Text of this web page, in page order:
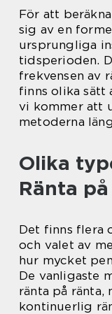
För att
sig av en
ursprungliga
tidsperioden.
frekvensen av
finns olika sätt
vi kommer att
metoderna
Olika
Ränta
Det finns flera
och valet av
hur mycket
De vanligaste
ränta på ränta,
kontinuerlig